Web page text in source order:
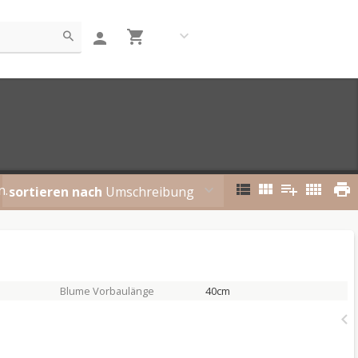
sortieren nach Umschreibung
Blume Vorbaulänge 40cm